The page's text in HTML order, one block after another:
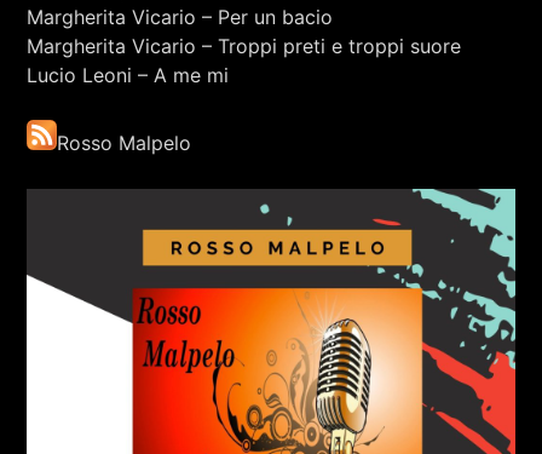
Sostieni Radio Città Aperta
Margherita Vicario – Per un bacio
Margherita Vicario – Troppi preti e troppi suore
Lucio Leoni – A me mi
Rosso Malpelo